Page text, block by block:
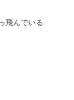
飛んでいる